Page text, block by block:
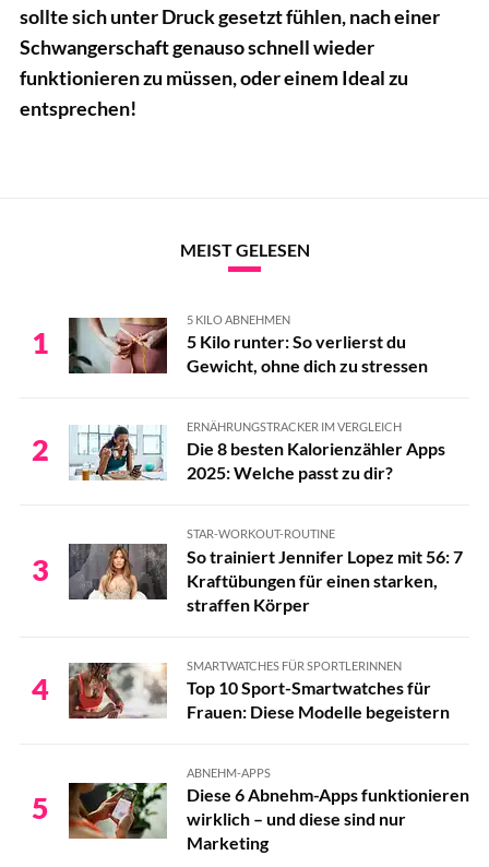
sollte sich unter Druck gesetzt fühlen, nach einer
Schwangerschaft genauso schnell wieder
funktionieren zu müssen, oder einem Ideal zu
entsprechen!
MEIST GELESEN
1
5 KILO ABNEHMEN
5 Kilo runter: So verlierst du
Gewicht, ohne dich zu stressen
2
ERNÄHRUNGSTRACKER IM VERGLEICH
Die 8 besten Kalorienzähler Apps
2025: Welche passt zu dir?
3
STAR-WORKOUT-ROUTINE
So trainiert Jennifer Lopez mit 56: 7
Kraftübungen für einen starken,
straffen Körper
4
SMARTWATCHES FÜR SPORTLERINNEN
Top 10 Sport-Smartwatches für
Frauen: Diese Modelle begeistern
5
ABNEHM-APPS
Diese 6 Abnehm-Apps funktionieren
wirklich – und diese sind nur
Marketing